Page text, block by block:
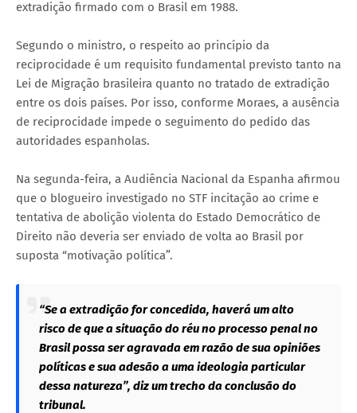
extradição firmado com o Brasil em 1988.
Segundo o ministro, o respeito ao princípio da
reciprocidade é um requisito fundamental previsto tanto na
Lei de Migração brasileira quanto no tratado de extradição
entre os dois países. Por isso, conforme Moraes, a ausência
de reciprocidade impede o seguimento do pedido das
autoridades espanholas.
Na segunda-feira, a Audiência Nacional da Espanha afirmou
que o blogueiro investigado no STF incitação ao crime e
tentativa de abolição violenta do Estado Democrático de
Direito não deveria ser enviado de volta ao Brasil por
suposta “motivação política”.
“Se a extradição for concedida, haverá um alto
risco de que a situação do réu no processo penal no
Brasil possa ser agravada em razão de sua opiniões
políticas e sua adesão a uma ideologia particular
dessa natureza”, diz um trecho da conclusão do
tribunal.